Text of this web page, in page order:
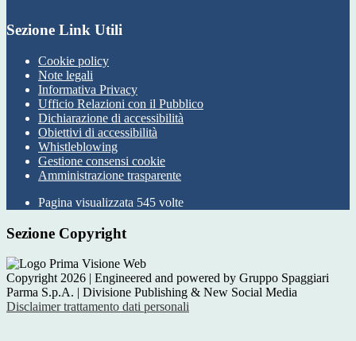
Sezione Link Utili
Cookie policy
Note legali
Informativa Privacy
Ufficio Relazioni con il Pubblico
Dichiarazione di accessibilità
Obiettivi di accessibilità
Whistleblowing
Gestione consensi cookie
Amministrazione trasparente
Pagina visualizzata 545 volte
Sezione Copyright
Copyright 2026 | Engineered and powered by Gruppo Spaggiari
Parma S.p.A. | Divisione Publishing & New Social Media
Disclaimer trattamento dati personali